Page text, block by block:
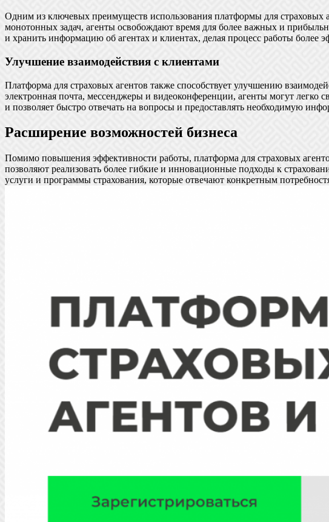
Одним из ключевых преимуществ использования платформы для страховых
монотонных задач, агенты освобождают время для более важных и
и хранить информацию об агентах и клиентах, делая процесс работы более
Улучшение взаимодействия с клиентами
Платформа для страховых агентов также способствует улучшению
электронная почта, мессенджеры и видеоконференции, агенты могут легко
и позволяет быстро отвечать на вопросы и предоставлять необходимую
Расширение возможностей бизнеса
Помимо повышения эффективности работы, платформа для страховых
позволяют реализовать более гибкие и инновационные подходы к
услуги и программы страхования, которые отвечают конкретным